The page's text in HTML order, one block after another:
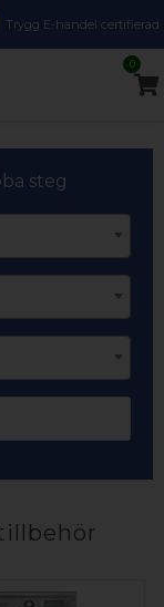
Trygg E-handel certifierad
0
steg